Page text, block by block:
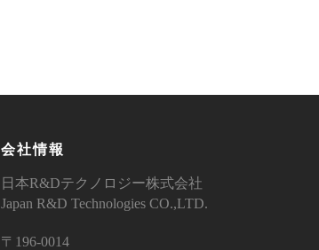
会社情報
日本R&Dテクノロジー株式会社
Japan R&D Technologies CO.,LTD.
〒196-0014